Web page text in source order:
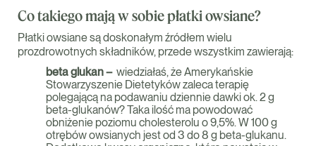
Co takiego mają w sobie płatki owsiane?
Płatki owsiane są doskonałym źródłem wielu
prozdrowotnych składników, przede wszystkim zawierają:
beta glukan –wiedziałaś, że Amerykańskie
Stowarzyszenie Dietetyków zaleca terapię
polegającą na podawaniu dziennie dawki ok. 2 g
beta-glukanów? Taka ilość ma powodować
obniżenie poziomu cholesterolu o 9,5%. W 100 g
otrębów owsianych jest od 3 do 8 g beta-glukanu.